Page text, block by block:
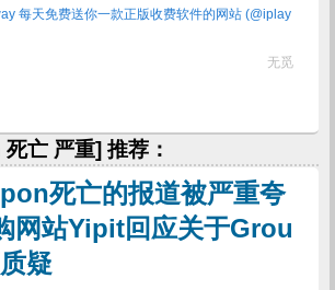
每天免费送你一款正版收费软件的网站 (@iplay
无觅
亡 严重] 推荐：
死亡的报道被严重夸
网站Yipit回应关于Grou
疑